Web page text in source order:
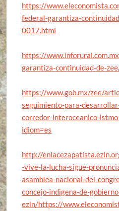
https://
federal-garantiza-
0017.html
https://
garantiza-continuidad-de-
https://www.gob.mx/zee/
seguimiento-para-
corredor-interoceanico-
idiom=es
http://
-vive-la-lucha-sigue-
asamblea-nacional-del-
concejo-indigena-de-
ezln/https://